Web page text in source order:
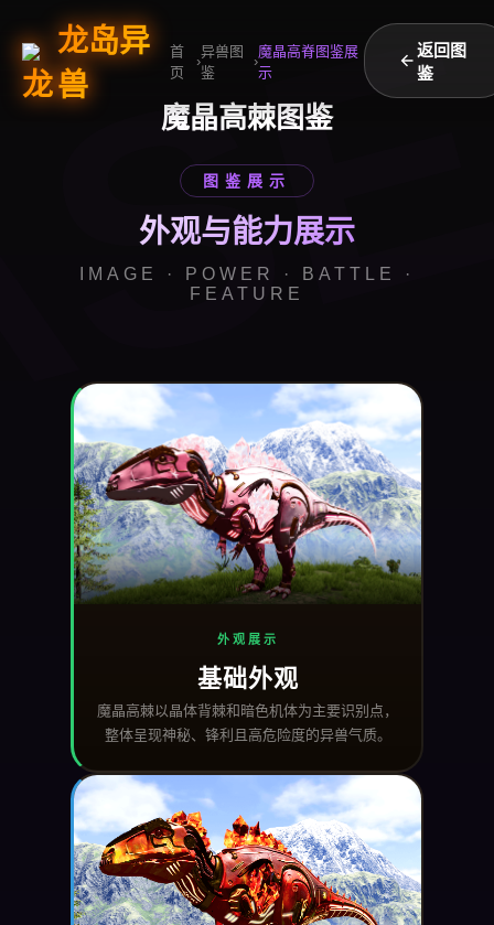
龙岛异
兽
首
页
›
异兽图
鉴
›
魔晶高脊图鉴展
示
返回图
鉴
魔晶高棘图鉴
图鉴展示
外观与能力展示
IMAGE · POWER · BATTLE ·
FEATURE
外观展示
基础外观
魔晶高棘以晶体背棘和暗色机体为主要识别点，
整体呈现神秘、锋利且高危险度的异兽气质。